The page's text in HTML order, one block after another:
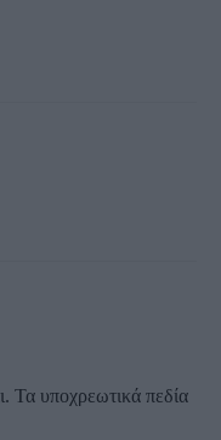
Τα υποχρεωτικά πεδία